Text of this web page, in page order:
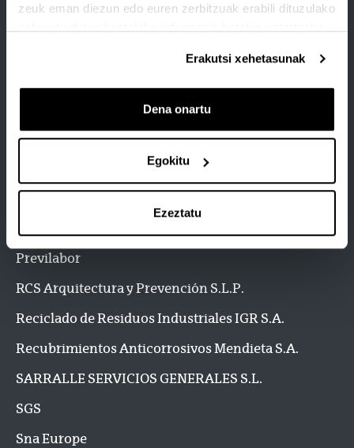
zeuk eman diezun edo euren zerbitzuak erabili dituzulako
Erakutsi xehetasunak
Dena onartu
Egokitu
Ezeztatu
Ondoan Auditoría y Control S.L.
Osalan
Osarten Kooperatiba Elkartea
Previlabor
RCS Arquitectura y Prevención S.L.P.
Reciclado de Residuos Industriales IGR S.A.
Recubrimientos Anticorrosivos Mendieta S.A.
SARRALLE SERVICIOS GENERALES S.L.
SGS
Sna Europe